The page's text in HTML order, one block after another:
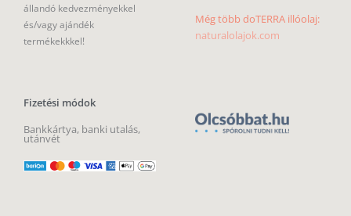
állandó kedvezményekkel
és/vagy ajándék
termékekkkel!
Fizetési módok
Bankkártya, banki utalás,
utánvét
Még több doTERRA illóolaj:
naturalolajok.com